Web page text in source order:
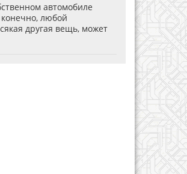
автомобиле
любой
другая вещь, может